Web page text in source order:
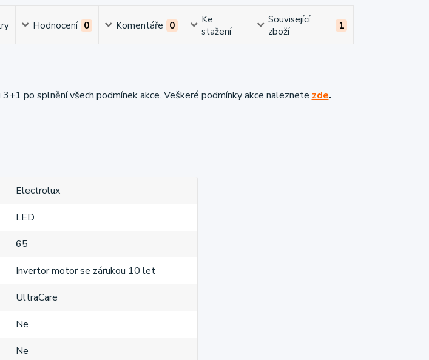
Hodnocení 0 Komentáře 0
Ke
stažení
Související
zboží
1
po splnění všech podmínek akce. Veškeré podmínky akce naleznete zde.
Electrolux
LED
65
Invertor motor se zárukou 10 let
UltraCare
Ne
Ne